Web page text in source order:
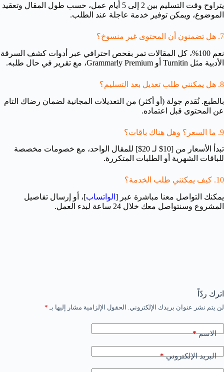
يتراوح وقت التسليم بين 2 إلى 5 أيام عمل، حسب طول المقال وتعقيد
الموضوع، ويمكن توفير خدمة عاجلة عند الطلب.
7. هل تضمنون أن المحتوى غير منسوخ؟
نعم 100%، كل المقالات تمر بفحص احترافي عبر أدوات كشف السرقة
الأدبية مثل Turnitin أو Grammarly Premium، مع تقرير في حال طلبه.
8. هل يمكنني طلب تعديل بعد التسليم؟
بالطبع. نُقدم جولة (أو أكثر) من التعديلات المجانية لضمان رضاك التام
عن المحتوى قبل اعتماده.
9. ما السعر؟ وهل هناك باقات؟
تبدأ الأسعار من [10$ لـ 20$] للمقال الواحد، مع خصومات مخصصة
للباقات الشهرية أو الطلبات المتكررة.
10. كيف يمكنني طلب الخدمة؟
يمكنك التواصل معنا مباشرة عبر [ الواتساب]، أو إرسال تفاصيل
المشروع وسنتواصل معك خلال 24 ساعة لبدء العمل.
اترك ردّاً
لن يتم نشر عنوان بريدك الإلكتروني. الحقول الإلزامية مشار إليها بـ *
الاسم*
البريد الإلكتروني*